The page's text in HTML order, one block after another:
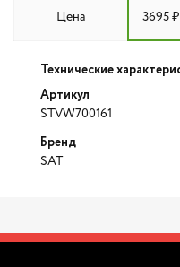
Цена 3695 ₽
Технические
Артикул
STVW700161
Бренд
SAT